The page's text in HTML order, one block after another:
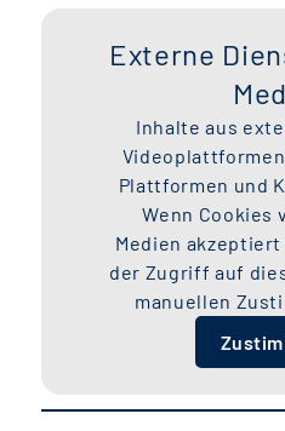
Externe
Inhalte aus
Plattformen und
Wenn Cookies
Medien
der Zugriff auf
manuellen